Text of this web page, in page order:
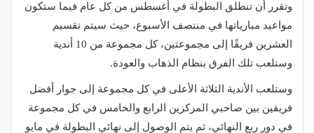
وتقرر أن تنطلق البطولة في أغسطس من كل عام فيما ستكون
مواعيد مبارياتها في منتصف الأسبوع، حيث سيتم تقسيم
العشرين فريقًا إلى مجموعتين، كل مجموعة من 10 أندية
وستلعب تلك الفرق بنظام الذهاب والعودة.
وستلعب الأندية الثلاثة الأعلى في كل مجموعة إلى جوار أفضل
فريقين بين صاحبي المركزين الرابع والخامس في كل مجموعة
في دور ربع النهائي، ثم يتم الوصول إلى نهائي البطولة في مايو